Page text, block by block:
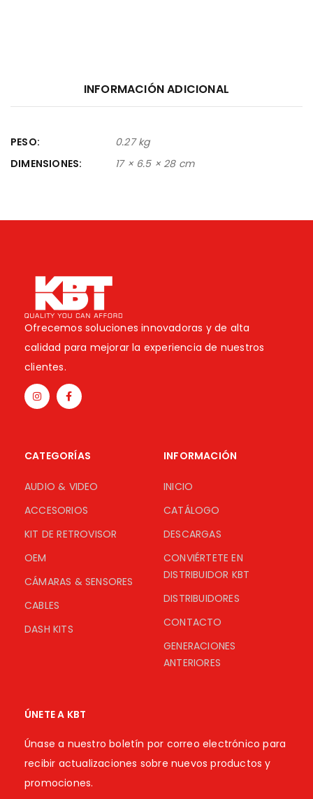
INFORMACIÓN ADICIONAL
PESO
0.27 kg
DIMENSIONES
17 × 6.5 × 28 cm
Ofrecemos soluciones innovadoras y de alta
calidad para mejorar la experiencia de nuestros
clientes.
CATEGORÍAS
AUDIO & VIDEO
ACCESORIOS
KIT DE RETROVISOR
OEM
CÁMARAS & SENSORES
CABLES
DASH KITS
INFORMACIÓN
INICIO
CATÁLOGO
DESCARGAS
CONVIÉRTETE EN
DISTRIBUIDOR KBT
DISTRIBUIDORES
CONTACTO
GENERACIONES
ANTERIORES
ÚNETE A KBT
Únase a nuestro boletín por correo electrónico para
recibir actualizaciones sobre nuevos productos y
promociones.